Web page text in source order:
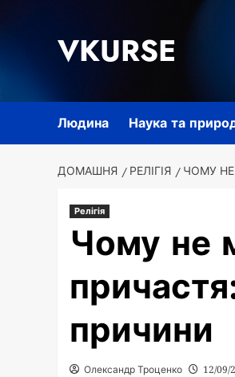
VKURSE
Людина Наука та
ДОМАШНЯ РЕЛІГІЯ ЧОМУ
Релігія
Чому не
причини
Олександр Троценко 12/09/